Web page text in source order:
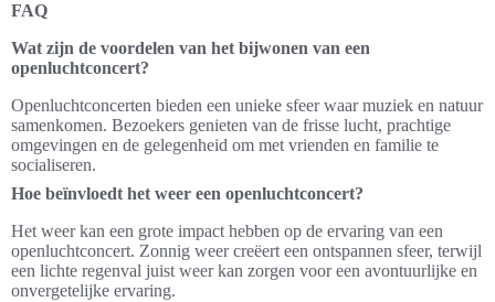
FAQ
Wat zijn de voordelen van het bijwonen van een
openluchtconcert?
Openluchtconcerten bieden een unieke sfeer waar muziek en natuur
samenkomen. Bezoekers genieten van de frisse lucht, prachtige
omgevingen en de gelegenheid om met vrienden en familie te
socialiseren.
Hoe beïnvloedt het weer een openluchtconcert?
Het weer kan een grote impact hebben op de ervaring van een
openluchtconcert. Zonnig weer creëert een ontspannen sfeer, terwijl
een lichte regenval juist weer kan zorgen voor een avontuurlijke en
onvergetelijke ervaring.